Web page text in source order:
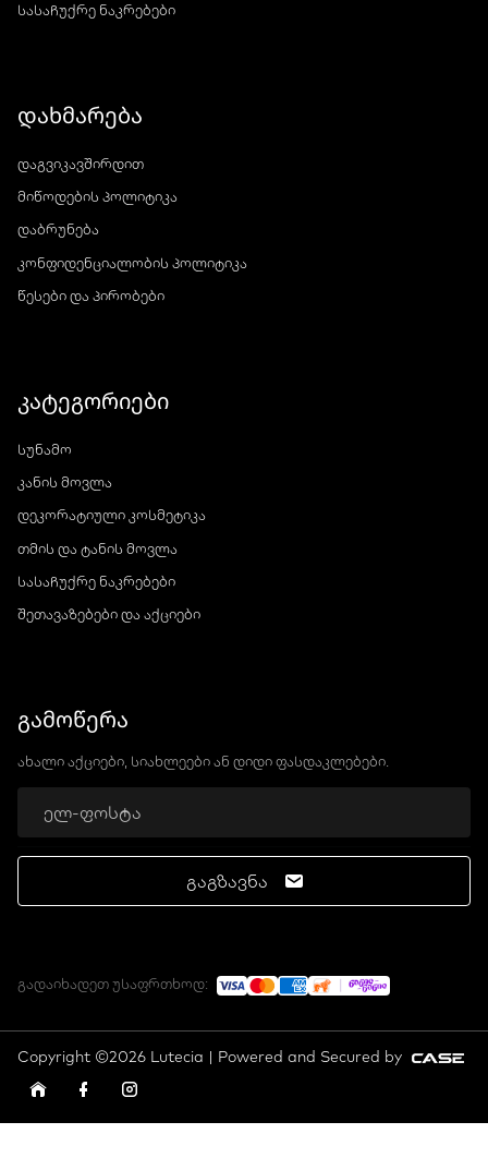
სასაჩუქრე ნაკრებები
დახმარება
დაგვიკავშირდით
მიწოდების პოლიტიკა
დაბრუნება
კონფიდენციალობის პოლიტიკა
წესები და პირობები
კატეგორიები
სუნამო
კანის მოვლა
დეკორატიული კოსმეტიკა
თმის და ტანის მოვლა
სასაჩუქრე ნაკრებები
შეთავაზებები და აქციები
გამოწერა
ახალი აქციები, სიახლეები ან დიდი ფასდაკლებები.
გაგზავნა
გადაიხადეთ უსაფრთხოდ:
Copyright ©2026 Lutecia | Powered and Secured by